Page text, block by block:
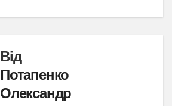
Від
Потапенко
Олександр